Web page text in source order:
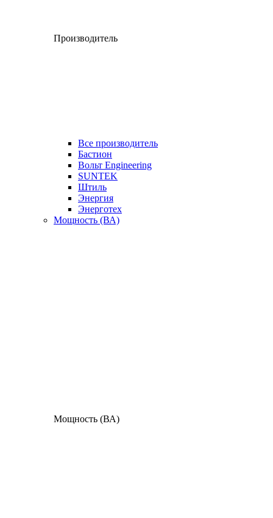
Производитель
Все производитель
Бастион
Вольт Engineering
SUNTEK
Штиль
Энергия
Энерготех
Мощность (ВА)
Мощность (ВА)